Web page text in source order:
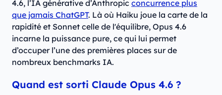
4.6, l’IA générative d’Anthropic concurrence plus
que jamais ChatGPT. Là où Haiku joue la carte de la
rapidité et Sonnet celle de l'équilibre, Opus 4.6
incarne la puissance pure, ce qui lui permet
d’occuper l’une des premières places sur de
nombreux benchmarks IA.
Quand est sorti Claude Opus 4.6 ?